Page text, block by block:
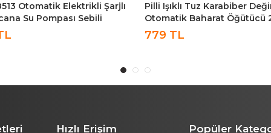
Tuz Karabiber Değirmeni
Baharat Öğütücü 2li
4850
Kiwi KSPG-4819 200W 70gr
Kapasite XL Paslanmaz
Kahve Ve Baharat Öğütücü
749 TL
Hızlı Erişim Popüler